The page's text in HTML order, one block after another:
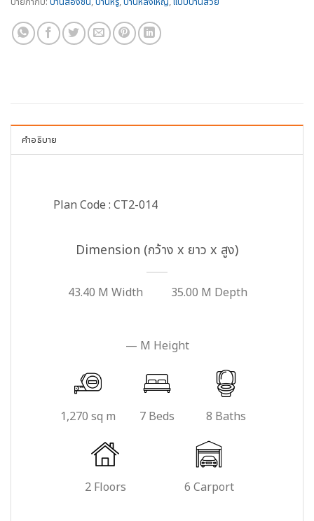
คำอธิบาย
Plan Code : CT2-014
Dimension (กว้าง x ยาว x สูง)
43.40 M Width 35.00 M Depth
— M Height
1,270 sq m 7 Beds 8 Baths
2 Floors 6 Carport